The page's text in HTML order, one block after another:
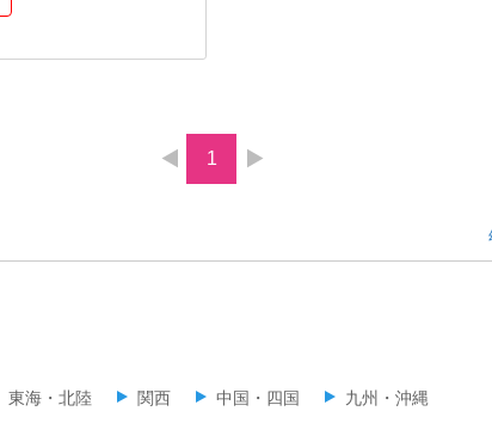
1
東海・北陸 関西 中国・四国 九州・沖縄